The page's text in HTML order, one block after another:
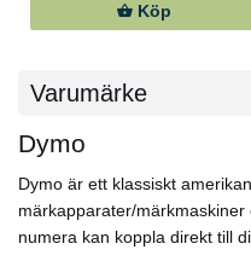
Köp
Varumärke
Dymo
Dymo är ett klassiskt
märkapparater/
numera kan koppla direkt till